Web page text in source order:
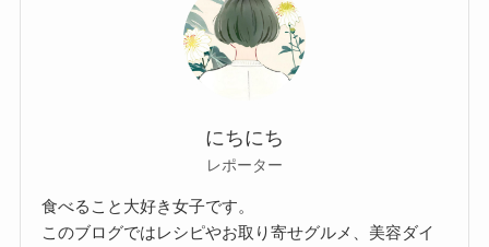
にちにち
レポーター
食べること大好き女子です。
このブログではレシピやお取り寄せグルメ、美容ダイ